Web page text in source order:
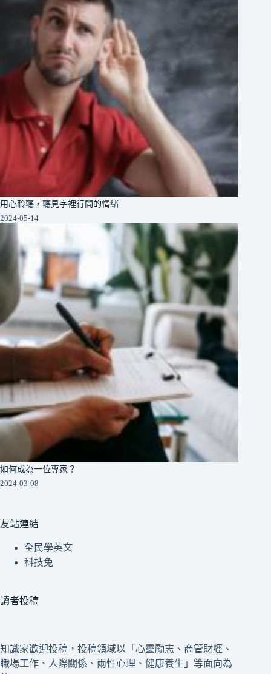
用心聆聽，聽見字裡行間的情緒
2024-05-14
如何成為一位專家？
2024-03-08
友站連結
全民學英文
科技兔
讀者投稿
知識家歡迎投稿，投稿領域以「心靈勵志、商管財經、
職場工作、人際關係、兩性心理、健康養生」等面向為